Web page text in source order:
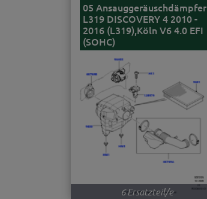
05 Ansauggeräuschdämpfer
L319 DISCOVERY 4 2010 -
2016 (L319),Köln V6 4.0 EFI
(SOHC)
6 Ersatzteil/e